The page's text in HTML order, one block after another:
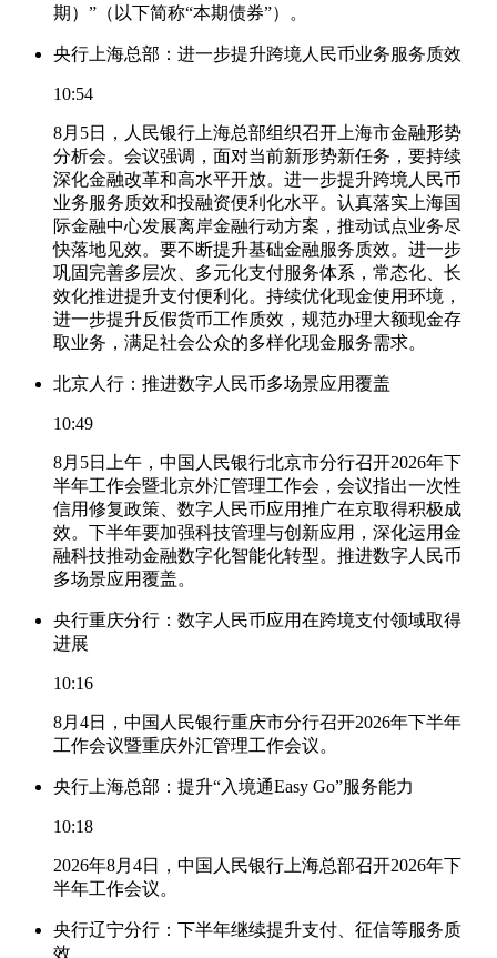
期）”（以下简称“本期债券”）。
央行上海总部：进一步提升跨境人民币业务服务质效
10:54
8月5日，人民银行上海总部组织召开上海市金融形势
分析会。会议强调，面对当前新形势新任务，要持续
深化金融改革和高水平开放。进一步提升跨境人民币
业务服务质效和投融资便利化水平。认真落实上海国
际金融中心发展离岸金融行动方案，推动试点业务尽
快落地见效。要不断提升基础金融服务质效。进一步
巩固完善多层次、多元化支付服务体系，常态化、长
效化推进提升支付便利化。持续优化现金使用环境，
进一步提升反假货币工作质效，规范办理大额现金存
取业务，满足社会公众的多样化现金服务需求。
北京人行：推进数字人民币多场景应用覆盖
10:49
8月5日上午，中国人民银行北京市分行召开2026年下
半年工作会暨北京外汇管理工作会，会议指出一次性
信用修复政策、数字人民币应用推广在京取得积极成
效。下半年要加强科技管理与创新应用，深化运用金
融科技推动金融数字化智能化转型。推进数字人民币
多场景应用覆盖。
央行重庆分行：数字人民币应用在跨境支付领域取得
进展
10:16
8月4日，中国人民银行重庆市分行召开2026年下半年
工作会议暨重庆外汇管理工作会议。
央行上海总部：提升“入境通Easy Go”服务能力
10:18
2026年8月4日，中国人民银行上海总部召开2026年下
半年工作会议。
央行辽宁分行：下半年继续提升支付、征信等服务质
效